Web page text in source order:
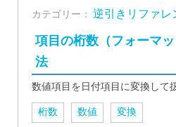
カテゴリー： 逆引きリファレ
項目の桁数（フォーマ
法
数値項目を日付項目に変換して
桁数
数値 変換